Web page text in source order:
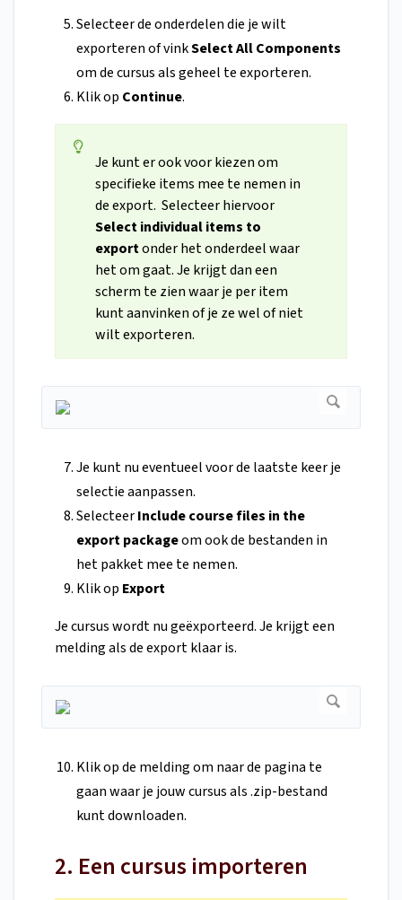
Selecteer de onderdelen die je wilt
exporteren of vinkSelect All Components
om de cursus als geheel te exporteren.
Klik op Continue.
Je kunt er ook voor kiezen om
specifieke items mee te nemen in
de export. Selecteer hiervoor
Select individual items to
exportonder het onderdeel waar
het om gaat. Je krijgt dan een
scherm te zien waar je per item
kunt aanvinken of je ze wel of niet
wilt exporteren.
Je kunt nu eventueel voor de laatste keer je
selectie aanpassen.
SelecteerInclude course files in the
export packageom ook de bestanden in
het pakket mee te nemen.
Klik op Export
Je cursus wordt nu geëxporteerd. Je krijgt een
melding als de export klaar is.
Klik op de melding om naar de pagina te
gaan waar je jouw cursus als .zip-bestand
kunt downloaden.
2. Een cursus importeren